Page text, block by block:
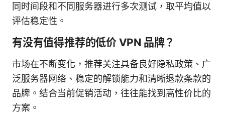
同时间段和不同服务器进行多次测试，取平均值以
评估稳定性。
有没有值得推荐的低价 VPN 品牌？
市场在不断变化，推荐关注具备良好隐私政策、广
泛服务器网络、稳定的解锁能力和清晰退款条款的
品牌。结合当前促销活动，往往能找到高性价比的
方案。